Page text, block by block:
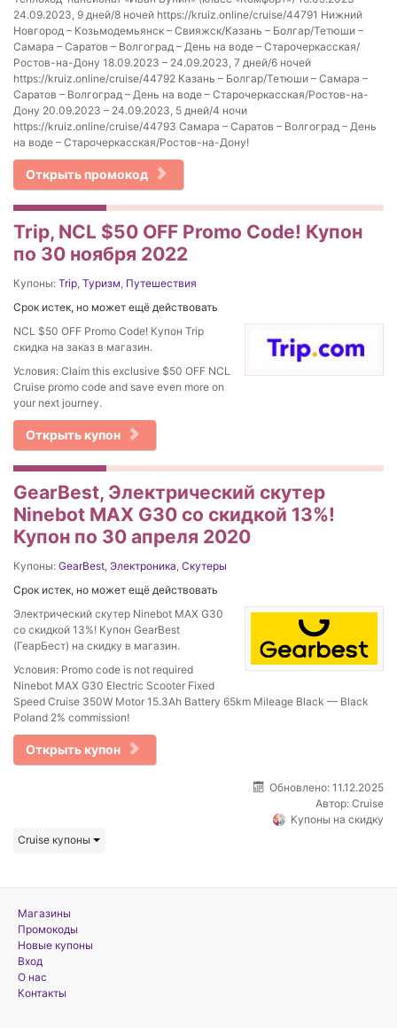
24.09.2023, 9 дней/8 ночей https://kruiz.online/cruise/44791 Нижний
Новгород – Козьмодемьянск – Свияжск/Казань – Болгар/Тетюши –
Самара – Саратов – Волгоград – День на воде – Старочеркасская/
Ростов-на-Дону 18.09.2023 – 24.09.2023, 7 дней/6 ночей
https://kruiz.online/cruise/44792 Казань – Болгар/Тетюши – Самара –
Саратов – Волгоград – День на воде – Старочеркасская/Ростов-на-
Дону 20.09.2023 – 24.09.2023, 5 дней/4 ночи
https://kruiz.online/cruise/44793 Самара – Саратов – Волгоград – День
на воде – Старочеркасская/Ростов-на-Дону!
Открыть промокод
Trip, NCL $50 OFF Promo Code! Купон
по 30 ноября 2022
Купоны: Trip Туризм Путешествия
Срок истек, но может ещё действовать
NCL $50 OFF Promo Code! Купон Trip
скидка на заказ в магазин.
Условия: Claim this exclusive $50 OFF NCL
Cruise promo code and save even more on
your next journey.
Открыть купон
GearBest, Электрический скутер
Ninebot MAX G30 со скидкой 13%!
Купон по 30 апреля 2020
Купоны: GearBest Электроника Скутеры
Срок истек, но может ещё действовать
Электрический скутер Ninebot MAX G30
со скидкой 13%! Купон GearBest
(ГеарБест) на скидку в магазин.
Условия: Promo code is not required
Ninebot MAX G30 Electric Scooter Fixed
Speed Cruise 350W Motor 15.3Ah Battery 65km Mileage Black — Black
Poland 2% commission!
Открыть купон
Обновлено: 11.12.2025
Автор: Cruise
Купоны на скидку
Cruise купоны
Магазины
Промокоды
Новые купоны
Вход
О нас
Контакты